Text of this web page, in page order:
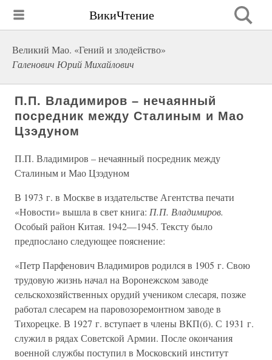
ВикиЧтение
Великий Мао. «Гений и злодейство»
Галенович Юрий Михайлович
П.П. Владимиров – нечаянный
посредник между Сталиным и Мао
Цзэдуном
П.П. Владимиров – нечаянный посредник между
Сталиным и Мао Цзэдуном
В 1973 г. в Москве в издательстве Агентства печати
«Новости» вышла в свет книга: П.П. Владимиров.
Особый район Китая. 1942—1945. Тексту было
предпослано следующее пояснение:
«Петр Парфенович Владимиров родился в 1905 г. Свою
трудовую жизнь начал на Воронежском заводе
сельскохозяйственных орудий учеником слесаря, позже
работал слесарем на паровозоремонтном заводе в
Тихорецке. В 1927 г. вступает в члены ВКП(б). С 1931 г.
служил в рядах Советской Армии. После окончания
военной службы поступил в Московский институт